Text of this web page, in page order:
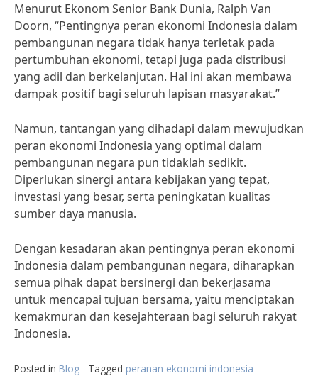
Menurut Ekonom Senior Bank Dunia, Ralph Van
Doorn, “Pentingnya peran ekonomi Indonesia dalam
pembangunan negara tidak hanya terletak pada
pertumbuhan ekonomi, tetapi juga pada distribusi
yang adil dan berkelanjutan. Hal ini akan membawa
dampak positif bagi seluruh lapisan masyarakat.”
Namun, tantangan yang dihadapi dalam mewujudkan
peran ekonomi Indonesia yang optimal dalam
pembangunan negara pun tidaklah sedikit.
Diperlukan sinergi antara kebijakan yang tepat,
investasi yang besar, serta peningkatan kualitas
sumber daya manusia.
Dengan kesadaran akan pentingnya peran ekonomi
Indonesia dalam pembangunan negara, diharapkan
semua pihak dapat bersinergi dan bekerjasama
untuk mencapai tujuan bersama, yaitu menciptakan
kemakmuran dan kesejahteraan bagi seluruh rakyat
Indonesia.
Posted in Blog Tagged peranan ekonomi indonesia